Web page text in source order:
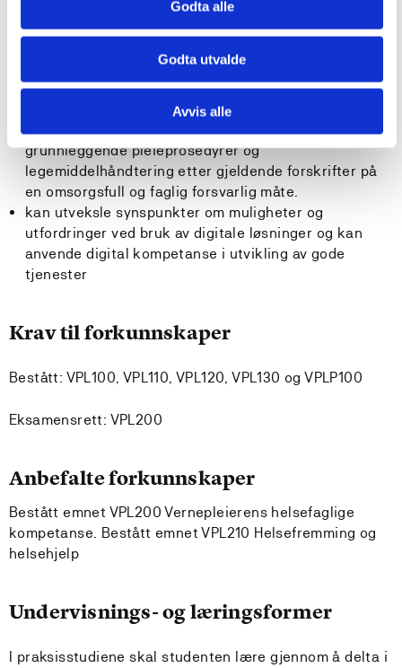
Godta alle
Godta utvalde
Avvis alle
brukere og andre profesjoner med utgangspunkt i
respekt for den enkeltes verdighet
evaluere individuelle tiltak med utgangspunkt i
brukeres mål og behov, i tråd med faglige føringer,
etiske krav og retningslinjer
kan planlegge og gjennomføre daglig omsorg,
grunnleggende pleieprosedyrer og
legemiddelhåndtering etter gjeldende forskrifter på
en omsorgsfull og faglig forsvarlig måte.
kan utveksle synspunkter om muligheter og
utfordringer ved bruk av digitale løsninger og kan
anvende digital kompetanse i utvikling av gode
tjenester
Krav til forkunnskaper
Bestått: VPL100, VPL110, VPL120, VPL130 og VPLP100
Eksamensrett: VPL200
Anbefalte forkunnskaper
Bestått emnet VPL200 Vernepleierens helsefaglige
kompetanse. Bestått emnet VPL210 Helsefremming og
helsehjelp
Undervisnings- og læringsformer
I praksisstudiene skal studenten lære gjennom å delta i